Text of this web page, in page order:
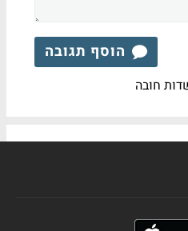
הוסף תגובה
חובה